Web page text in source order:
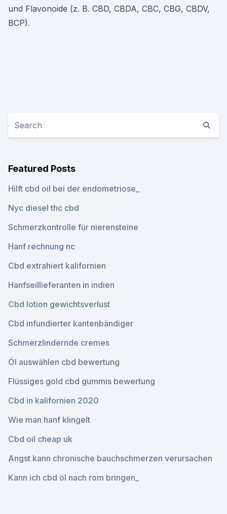
und Flavonoide (z. B. CBD, CBDA, CBC, CBG, CBDV,
BCP).
Featured Posts
Hilft cbd oil bei der endometriose_
Nyc diesel thc cbd
Schmerzkontrolle für nierensteine
Hanf rechnung nc
Cbd extrahiert kalifornien
Hanfseillieferanten in indien
Cbd lotion gewichtsverlust
Cbd infundierter kantenbändiger
Schmerzlindernde cremes
Öl auswählen cbd bewertung
Flüssiges gold cbd gummis bewertung
Cbd in kalifornien 2020
Wie man hanf klingelt
Cbd oil cheap uk
Angst kann chronische bauchschmerzen verursachen
Kann ich cbd öl nach rom bringen_